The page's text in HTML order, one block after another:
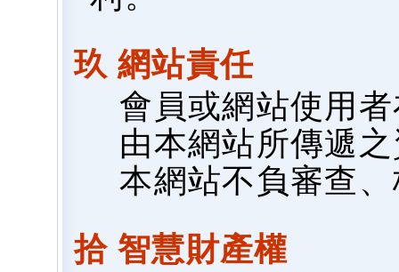
玖 網站責任
會員或網站使用
由本網站所傳遞
本網站不負審查
拾 智慧財產權